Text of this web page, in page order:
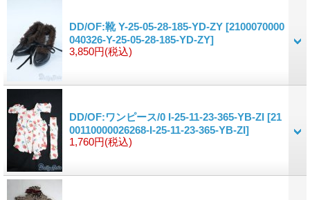
DD/OF:靴 Y-25-05-28-185-YD-ZY [2100070000
040326-Y-25-05-28-185-YD-ZY]
3,850円(税込)
DD/OF:ワンピース/0 I-25-11-23-365-YB-ZI [21
00110000026268-I-25-11-23-365-YB-ZI]
1,760円(税込)